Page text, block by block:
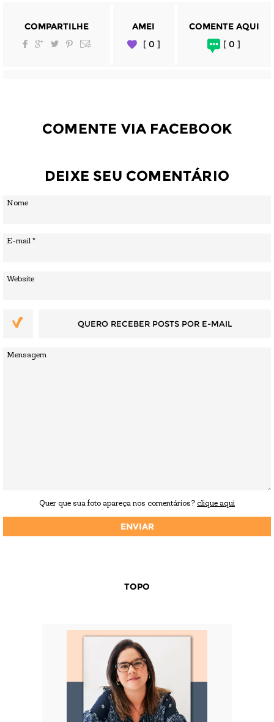
COMPARTILHE
AMEI
[ 0 ]
COMENTE AQUI
[ 0 ]
COMENTE VIA FACEBOOK
DEIXE SEU COMENTÁRIO
QUERO RECEBER POSTS POR E-MAIL
Quer que sua foto apareça nos comentários? clique aqui
TOPO